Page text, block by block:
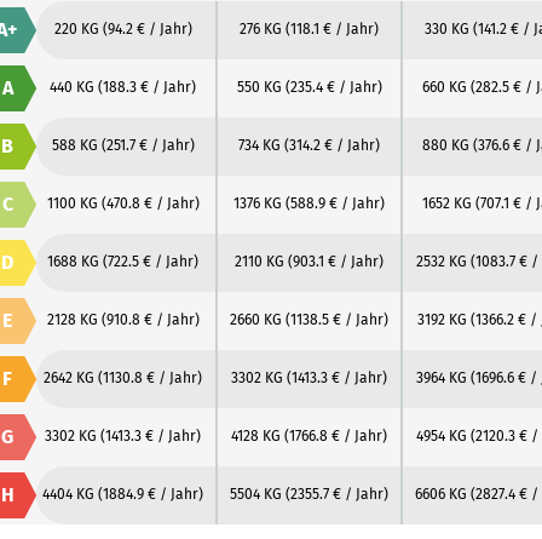
220 KG (94.2 € / Jahr) 276 KG (118.1 € / Jahr) 330 KG (141.2 € /
A 440 KG (188.3 € / Jahr) 550 KG (235.4 € / Jahr) 660 KG (282.5 € /
B 588 KG (251.7 € / Jahr) 734 KG (314.2 € / Jahr) 880 KG (376.6 € /
C 1100 KG (470.8 € / Jahr) 1376 KG (588.9 € / Jahr) 1652 KG (707.1 € /
D 1688 KG (722.5 € / Jahr) 2110 KG (903.1 € / Jahr) 2532 KG (1083.7 € /
E 2128 KG (910.8 € / Jahr) 2660 KG (1138.5 € / Jahr) 3192 KG (1366.2 € /
F 2642 KG (1130.8 € / Jahr) 3302 KG (1413.3 € / Jahr) 3964 KG (1696.6 € /
G 3302 KG (1413.3 € / Jahr) 4128 KG (1766.8 € / Jahr) 4954 KG (2120.3 € /
H 4404 KG (1884.9 € / Jahr) 5504 KG (2355.7 € / Jahr) 6606 KG (2827.4 € /